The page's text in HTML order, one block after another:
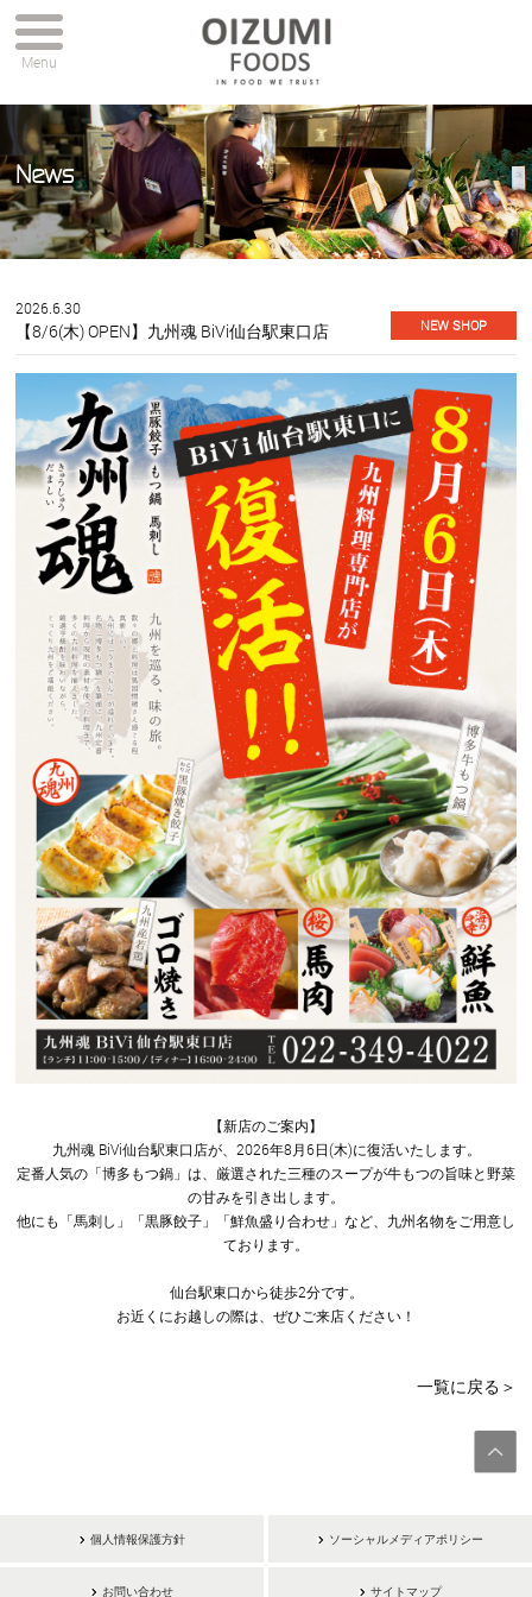
Menu
News
2026.6.30
【8/6(木) OPEN】九州魂 BiVi仙台駅東口店 NEW SHOP
【新店のご案内】
九州魂 BiVi仙台駅東口店が、2026年8月6日(木)に復活いたします。
定番人気の「博多もつ鍋」は、厳選された三種のスープが牛もつの旨味と野菜
の甘みを引き出します。
他にも「馬刺し」「黒豚餃子」「鮮魚盛り合わせ」など、九州名物をご用意し
ております。
仙台駅東口から徒歩2分です。
お近くにお越しの際は、ぜひご来店ください！
一覧に戻る＞
個人情報保護方針 ソーシャルメディアポリシー
お問い合わせ サイトマップ